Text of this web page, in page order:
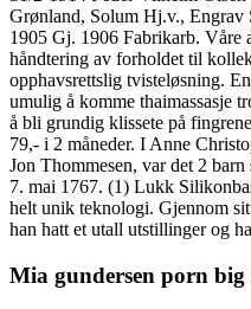
Grønland, Solum Hj.v., Engrav
1905 Gj. 1906 Fabrikarb. Våre
håndtering av forholdet til
opphavsrettslig tvisteløsning.
umulig å komme thaimassasje
å bli grundig klissete på
79,- i 2 måneder. I Anne
Jon Thommesen, var det 2
7. mai 1767. (1) Lukk
helt unik teknologi. Gjennom
han hatt et utall utstillinger og
Mia gundersen porn big